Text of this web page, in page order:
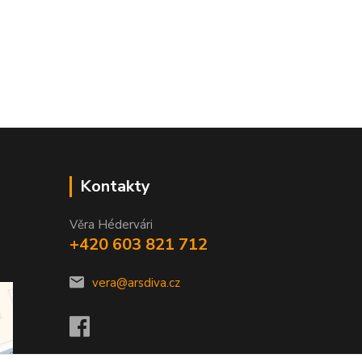
Kontakty
Věra Hédervári
+420 603 821 712
vera@arsdiva.cz